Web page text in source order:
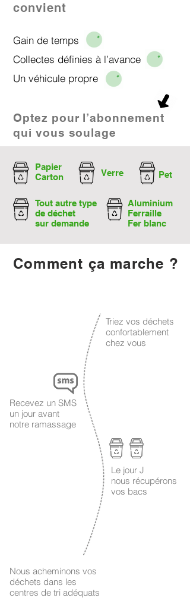
convient
Gain de temps
Collectes définies à l’avance
Un véhicule propre​
Optez pour l’abonnement
qui vous soulage
Comment ça marche ?
Triez vos déchets
confortablement
chez vous
Recevez un SMS
un jour avant
notre ramassage
Le jour J
nous récupérons
vos bacs
Nous acheminons vos
déchets dans les
centres de tri adéquats
Papier
Carton
Verre Pet
Tout autre type
de déchet
sur demande
Aluminium
Ferraille
Fer blanc